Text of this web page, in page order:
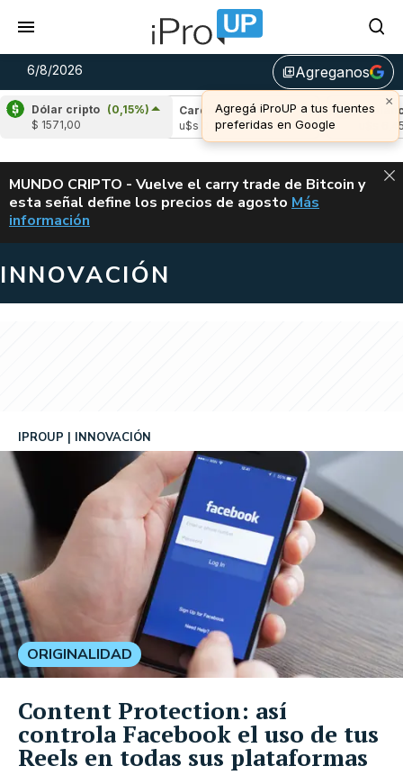
6/8/2026 library_addAgreganos
×
Agregá iProUP a tus fuentes
preferidas en Google
Dólar cripto (0,15%)
$ 1571,00
(-2,53%)
Cardano
(5,05%)
u$s 0,20
Avalanche
ALERTA
MUNDO CRIPTO - Vuelve el carry trade de Bitcoin y
esta señal define los precios de agosto VUELVE EL
Más
información
INNOVACIÓN
IPROUP INNOVACIÓN
ORIGINALIDAD
Content Protection: así
controla Facebook el uso de tus
Reels en todas sus plataformas